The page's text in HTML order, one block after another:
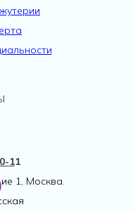
11
1, Москва.